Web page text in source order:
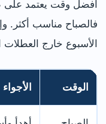
أفضل وقت يعتمد على
فالصباح مناسب أكثر.
الأسبوع خارج العطلات
الوقت الأجواء